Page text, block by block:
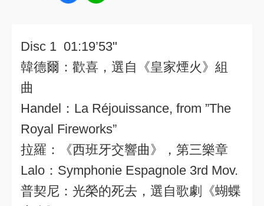
Disc 1 01:19’53"
韓德爾：歡喜，選自《皇家煙火》組
曲
Handel：La Réjouissance, from ”The
Royal Fireworks”
拉羅：《西班牙交響曲》，第三樂章
Lalo：Symphonie Espagnole 3rd Mov.
普契尼：光榮的死去，選自歌劇《蝴蝶